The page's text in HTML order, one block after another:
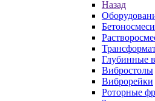
Назад
Глубинные
Вибростолы
Виброрейки
Роторные